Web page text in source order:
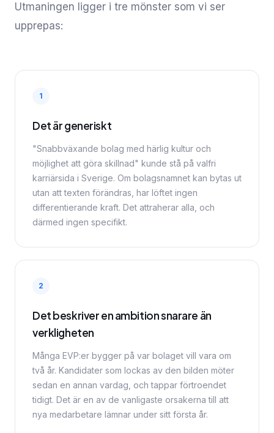
Utmaningen ligger i tre mönster som vi ser
upprepas:
1
Det är generiskt
"Snabbväxande bolag med härlig kultur och
möjlighet att göra skillnad" kunde stå på valfri
karriärsida i Sverige. Om bolagsnamnet kan bytas ut
utan att texten förändras, har löftet ingen
differentierande kraft. Det attraherar alla, och
därmed ingen specifikt.
2
Det beskriver en ambition snarare än
verkligheten
Många EVP:er bygger på var bolaget vill vara om
två år. Kandidater som lockas av den bilden möter
sedan en annan vardag, och tappar förtroendet
tidigt. Det är en av de vanligaste orsakerna till att
nya medarbetare lämnar under sitt första år.